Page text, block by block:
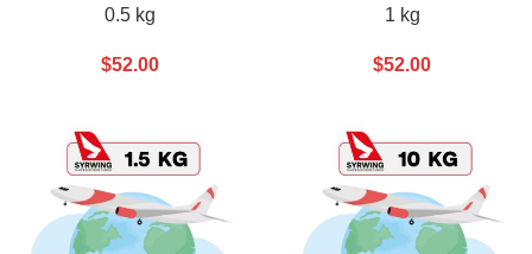
0.5 kg
$52.00
1 kg
$52.00